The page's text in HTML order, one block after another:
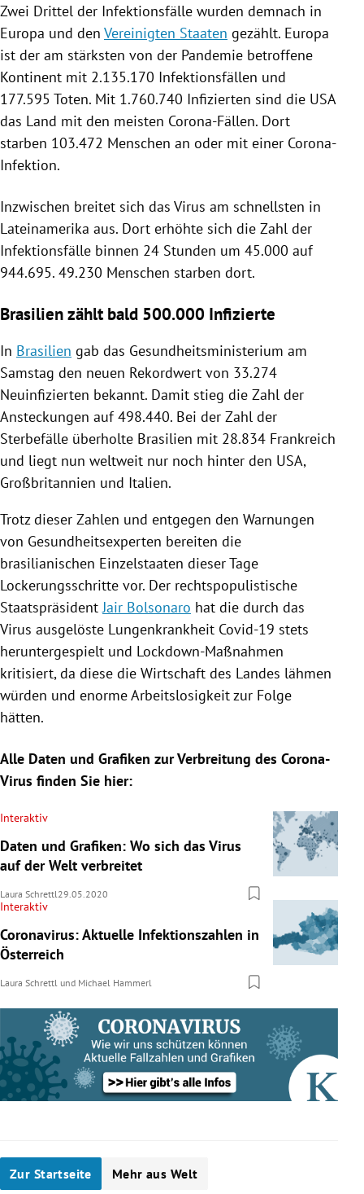
Zwei Drittel der Infektionsfälle wurden demnach in
Europa und den Vereinigten Staaten gezählt. Europa
ist der am stärksten von der Pandemie betroffene
Kontinent mit 2.135.170 Infektionsfällen und
177.595 Toten. Mit 1.760.740 Infizierten sind die USA
das Land mit den meisten Corona-Fällen. Dort
starben 103.472 Menschen an oder mit einer Corona-
Infektion.
Inzwischen breitet sich das Virus am schnellsten in
Lateinamerika aus. Dort erhöhte sich die Zahl der
Infektionsfälle binnen 24 Stunden um 45.000 auf
944.695. 49.230 Menschen starben dort.
Brasilien zählt bald 500.000 Infizierte
In Brasilien gab das Gesundheitsministerium am
Samstag den neuen Rekordwert von 33.274
Neuinfizierten bekannt. Damit stieg die Zahl der
Ansteckungen auf 498.440. Bei der Zahl der
Sterbefälle überholte Brasilien mit 28.834 Frankreich
und liegt nun weltweit nur noch hinter den USA,
Großbritannien und Italien.
Trotz dieser Zahlen und entgegen den Warnungen
von Gesundheitsexperten bereiten die
brasilianischen Einzelstaaten dieser Tage
Lockerungsschritte vor. Der rechtspopulistische
StaatspräsidentJair Bolsonaro hat die durch das
Virus ausgelöste Lungenkrankheit Covid-19 stets
heruntergespielt und Lockdown-Maßnahmen
kritisiert, da diese die Wirtschaft des Landes lähmen
würden und enorme Arbeitslosigkeit zur Folge
hätten.
Alle Daten und Grafiken zur Verbreitung des Corona-
Virus finden Sie hier:
Interaktiv
Daten und Grafiken: Wo sich das Virus
auf der Welt verbreitet
Laura Schrettl 29.05.2020
Interaktiv
Coronavirus: Aktuelle Infektionszahlen in
Österreich
Laura Schrettl und Michael Hammerl
Zur Startseite Mehr aus Welt